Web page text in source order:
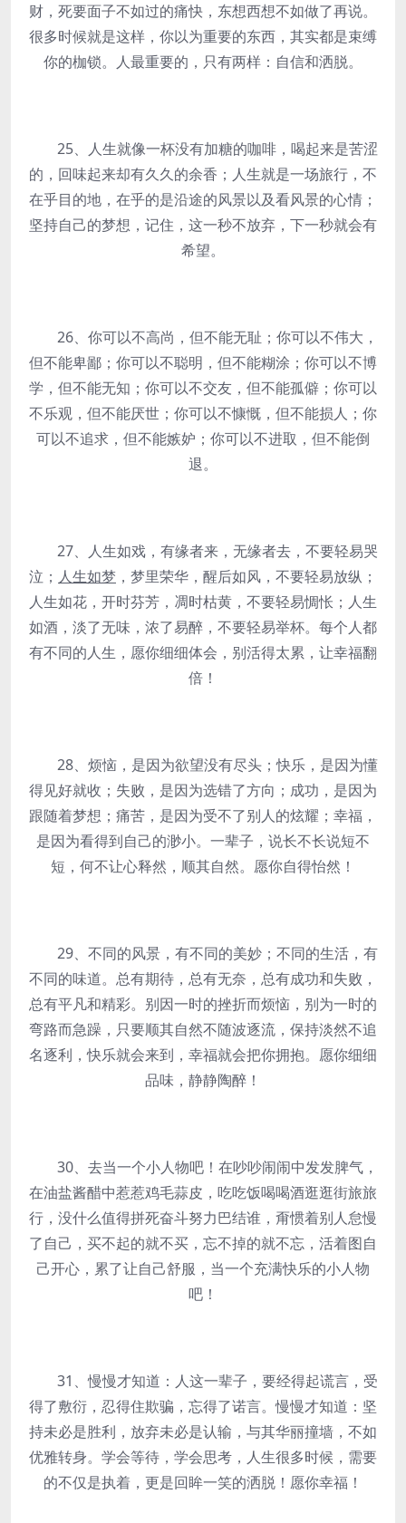
财，死要面子不如过的痛快，东想西想不如做了再说。
很多时候就是这样，你以为重要的东西，其实都是束缚
你的枷锁。人最重要的，只有两样：自信和洒脱。
25、人生就像一杯没有加糖的咖啡，喝起来是苦涩
的，回味起来却有久久的余香；人生就是一场旅行，不
在乎目的地，在乎的是沿途的风景以及看风景的心情；
坚持自己的梦想，记住，这一秒不放弃，下一秒就会有
希望。
26、你可以不高尚，但不能无耻；你可以不伟大，
但不能卑鄙；你可以不聪明，但不能糊涂；你可以不博
学，但不能无知；你可以不交友，但不能孤僻；你可以
不乐观，但不能厌世；你可以不慷慨，但不能损人；你
可以不追求，但不能嫉妒；你可以不进取，但不能倒
退。
27、人生如戏，有缘者来，无缘者去，不要轻易哭
泣； 人生如梦 ，梦里荣华，醒后如风，不要轻易放纵；
人生如花，开时芬芳，凋时枯黄，不要轻易惆怅；人生
如酒，淡了无味，浓了易醉，不要轻易举杯。每个人都
有不同的人生，愿你细细体会，别活得太累，让幸福翻
倍！
28、烦恼，是因为欲望没有尽头；快乐，是因为懂
得见好就收；失败，是因为选错了方向；成功，是因为
跟随着梦想；痛苦，是因为受不了别人的炫耀；幸福，
是因为看得到自己的渺小。一辈子，说长不长说短不
短，何不让心释然，顺其自然。愿你自得怡然！
29、不同的风景，有不同的美妙；不同的生活，有
不同的味道。总有期待，总有无奈，总有成功和失败，
总有平凡和精彩。别因一时的挫折而烦恼，别为一时的
弯路而急躁，只要顺其自然不随波逐流，保持淡然不追
名逐利，快乐就会来到，幸福就会把你拥抱。愿你细细
品味，静静陶醉！
30、去当一个小人物吧！在吵吵闹闹中发发脾气，
在油盐酱醋中惹惹鸡毛蒜皮，吃吃饭喝喝酒逛逛街旅旅
行，没什么值得拼死奋斗努力巴结谁，甭惯着别人怠慢
了自己，买不起的就不买，忘不掉的就不忘，活着图自
己开心，累了让自己舒服，当一个充满快乐的小人物
吧！
31、慢慢才知道：人这一辈子，要经得起谎言，受
得了敷衍，忍得住欺骗，忘得了诺言。慢慢才知道：坚
持未必是胜利，放弃未必是认输，与其华丽撞墙，不如
优雅转身。学会等待，学会思考，人生很多时候，需要
的不仅是执着，更是回眸一笑的洒脱！愿你幸福！